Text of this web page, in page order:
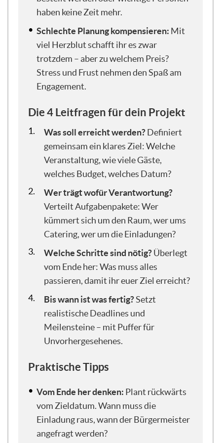
Webinars, wenn man sich mit Projekten
auseinandersetzt. Und wie gesagt, für
mich auch wunderbar einprägsam, so ein
Spruch, den man immer wieder aus der
Hosentasche ziehen kann.
im Projektmanagement, wenn man gar
keine Ahnung hat, erstmal ein paar
Minuten zu nehmen, um zu überlegen:
Was braucht es eigentlich und was möchte
ich eigentlich?, bevor ich dann wirklich
loslege mit irgendwas. Weil wenn ihr das
dann macht, dann habt ihr quasi schon die
ersten Basics des Projektmanagements
gemeistert. Es braucht nämlich erstmal
einen Plan und der muss nicht
umfangreich sein. Da müsst ihr auch nicht
irgendwie ein Zehn-Seiten-Konzept
schreiben oder so. Allein schon dieser
Grundgedanke: Was wollen wir eigentlich,
was wir uns vorstellen von dem Ganzen?
Das ist so der erste logische Schritt und
auch das erste Learning des Abends. Es
braucht nämlich für die Basics von
Projektmanagement keine
Raketenwissenschaft.
Projektmanagement, das klingt auch so
groß. Was ist denn eigentlich ein Projekt?
Ganz wichtig ist, ein Kennzeichen eines
Projektes ist: Es gibt einen Anfang und ein
haben keine Zeit mehr.
Schlechte Planung kompensieren: Mit
viel Herzblut schafft ihr es zwar
trotzdem – aber zu welchem Preis?
Stress und Frust nehmen den Spaß am
Engagement.
Die 4 Leitfragen für dein Projekt
Was soll erreicht werden?Definiert
gemeinsam ein klares Ziel: Welche
Veranstaltung, wie viele Gäste,
welches Budget, welches Datum?
Wer trägt wofür Verantwortung?
Verteilt Aufgabenpakete: Wer
kümmert sich um den Raum, wer ums
Catering, wer um die Einladungen?
Welche Schritte sind nötig?Überlegt
vom Ende her: Was muss alles
passieren, damit ihr euer Ziel erreicht?
Bis wann ist was fertig?Setzt
realistische Deadlines und
Meilensteine – mit Puffer für
Unvorhergesehenes.
Praktische Tipps
Vom Ende her denken: Plant rückwärts
vom Zieldatum. Wann muss die
Einladung raus, wann der Bürgermeister
angefragt werden?